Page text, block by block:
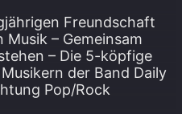
Freundschaft
– Gemeinsam
– Die 5-köpfige
der Band Daily
Pop/Rock